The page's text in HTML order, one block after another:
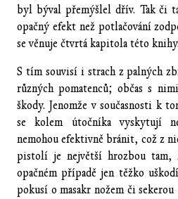
byl býval přemýšlel dřív. Tak či
opačný efekt než potlačování
se věnuje čtvrtá kapitola této knihy.
S tím souvisí i strach z palných
různých pomatenců; občas s
škody. Jenomže v současnosti k
se kolem útočníka vyskytují
nemohou efektivně bránit, což z
pistolí je největší hrozbou
opačném případě jen těžko
pokusí o masakr nožem či